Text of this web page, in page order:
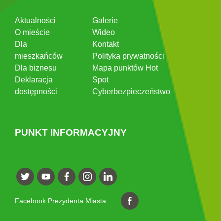
Aktualności
O mieście
Dla
mieszkańców
Dla biznesu
Deklaracja
dostępności
Galerie
Wideo
Kontakt
Polityka prywatności
Mapa punktów Hot
Spot
Cyberbezpieczeństwo
PUNKT INFORMACYJNY
Facebook Prezydenta Miasta